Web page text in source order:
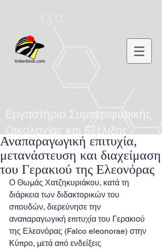
Εργαστήριο Συμπεριφορικής
Οικολογίας και Εξέλιξης
Αναπαραγωγική επιτυχία,
μετανάστευση και διαχείμαση
του Γερακιού της Ελεονόρας
Ο Θωμάς Χατζηκυριάκου, κατά τη
διάρκεια των διδακτορικών του
σπουδών, διερεύνησε την
αναπαραγωγική επιτυχία του Γερακιού
της Ελεονόρας (Falco eleonorae) στην
Κύπρο, μετά από ενδείξεις